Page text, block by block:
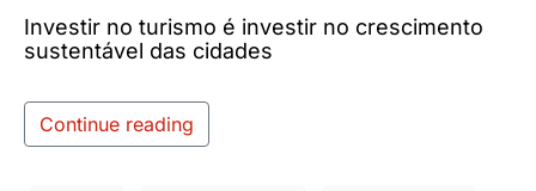
Investir no turismo é investir no crescimento
sustentável das cidades
Continue reading